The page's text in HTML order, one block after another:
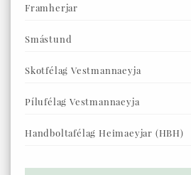
Framherjar
Smástund
Skotfélag Vestmannaeyja
Pílufélag Vestmannaeyja
Handboltafélag Heimaeyjar (HBH)